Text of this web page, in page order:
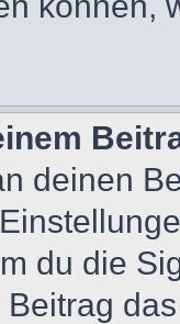
deinen
du die